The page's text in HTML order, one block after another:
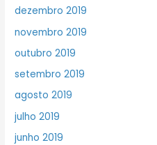
dezembro 2019
novembro 2019
outubro 2019
setembro 2019
agosto 2019
julho 2019
junho 2019